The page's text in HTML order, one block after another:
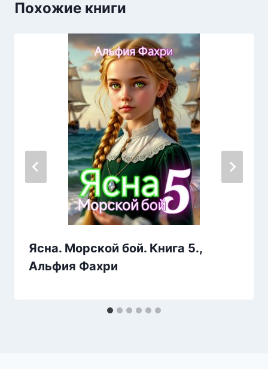
Похожие книги
Ясна. Морской бой. Книга 5.,
Альфия Фахри